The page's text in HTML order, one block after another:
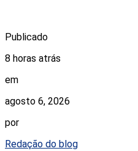
Publicado
8 horas atrás
em
agosto 6, 2026
por
Redação do blog